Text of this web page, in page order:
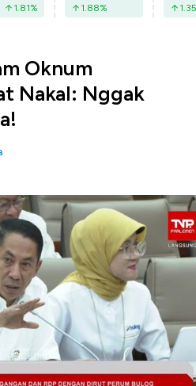
1.81% 1.88% 1.35
Oknum
Nakal: Nggak